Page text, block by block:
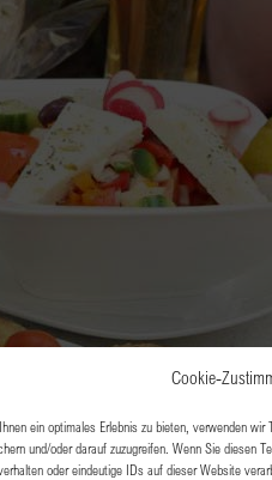
Cookie-
ein optimales Erlebnis zu bieten, verwenden
und/oder darauf zuzugreifen. Wenn Sie diesen
oder eindeutige IDs auf dieser Website